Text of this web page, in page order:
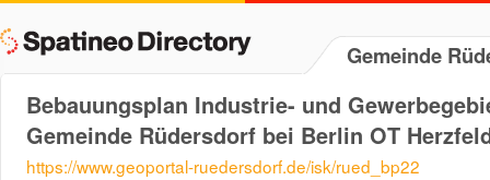
Gemeinde
Bebauungsplan Industrie- und
Gemeinde Rüdersdorf bei Berlin OT
https://www.geoportal-ruedersdorf.de/isk/rued_bp22